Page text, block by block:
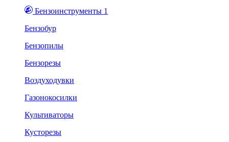
Бензоинструменты 1
Бензобур
Бензопилы
Бензорезы
Воздуходувки
Газонокосилки
Культиваторы
Кусторезы